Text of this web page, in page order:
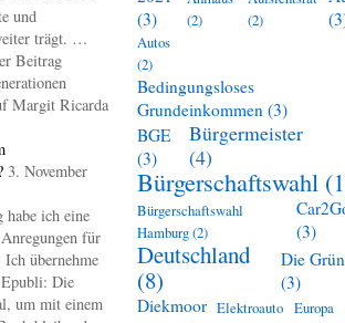
und
trägt. …
Beitrag
Margit Ricarda
3. November
habe ich eine
für
übernehme
Die
um mit einem
(3)
(2)
(2)
Autos
(2)
Bedingungsloses
Grundeinkommen (3)
BGE
(3)
Bürgermeister
(4)
Bürgerschaftswahl
Bürgerschaftswahl
Hamburg(2)
(3)
Deutschland
(8)
Die
(3)
Diekmoor Elektroauto Europa